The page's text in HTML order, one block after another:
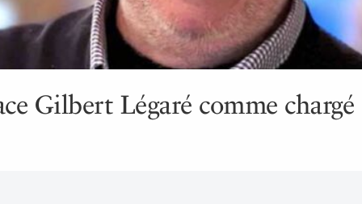
Gilbert Légaré comme chargé